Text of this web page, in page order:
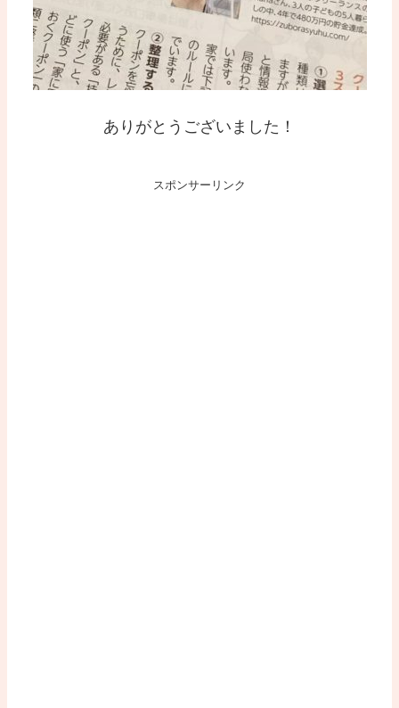
ありがとうございました！
スポンサーリンク